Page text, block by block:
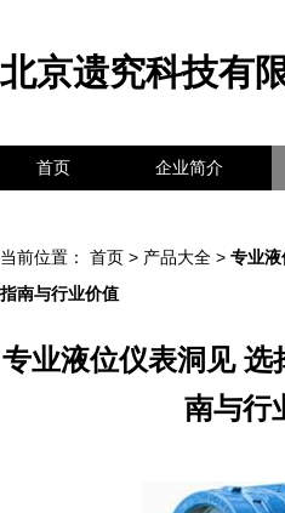
北京遗究科技有
首页 企业简介
当前位置： 首页 > 产品大全 > 专业
指南与行业价值
专业液位仪表洞见
南与行